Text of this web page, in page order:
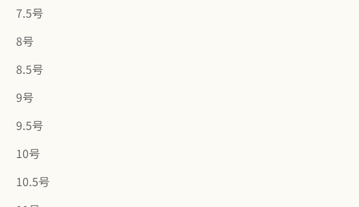
7.5号
8号
8.5号
9号
9.5号
10号
10.5号